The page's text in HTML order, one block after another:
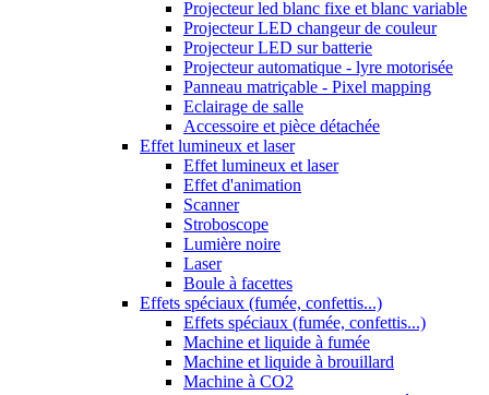
Projecteur led blanc fixe et blanc variable
Projecteur LED changeur de couleur
Projecteur LED sur batterie
Projecteur automatique - lyre motorisée
Panneau matriçable - Pixel mapping
Eclairage de salle
Accessoire et pièce détachée
Effet lumineux et laser
Effet lumineux et laser
Effet d'animation
Scanner
Stroboscope
Lumière noire
Laser
Boule à facettes
Effets spéciaux (fumée, confettis...)
Effets spéciaux (fumée, confettis...)
Machine et liquide à fumée
Machine et liquide à brouillard
Machine à CO2